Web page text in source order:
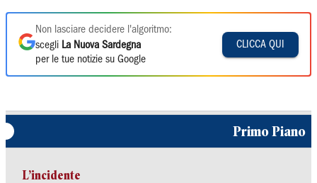
Non lasciare decidere l'algoritmo:
scegli La Nuova Sardegna
per le tue notizie su Google
CLICCA QUI
Primo Piano
L’incidente